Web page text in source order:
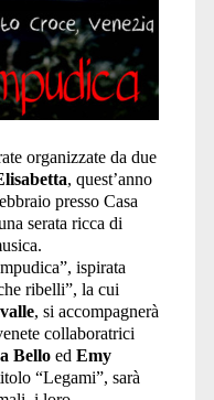
organizzate da due
, quest’anno
presso Casa
serata ricca di
ispirata
ribelli”, la cui
, si accompagnerà
collaboratrici
Belloed Emy
“Legami”, sarà